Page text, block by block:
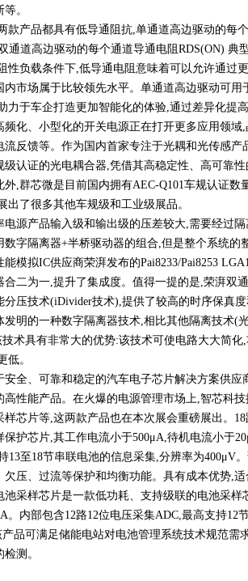
。
款产品都具有低导通阻抗,单通道高边驱动的每
通道高边驱动的每个通道导通电阻RDS(ON) 典
性负载条件下,低导通电阻意味着可以允许通过
内市场属于比较领先水平。单通道高边驱动可用
力于车企打造更加智能化的体验,通过差异化提高
频化、小型化的开关电源正在打开更多应用领域
流反馈等。作为国内首家专注于光耦和光传感产
级认证的光电耦合器,凭借其高稳定性、高可靠
外,群芯微是目前国内拥有AEC-Q101车规认证数
出了很多其他车规级和工业级展品。
电源产品输入级和输出级的压差较大,需要经过
数字隔离器+半桥驱动器的组合,但是整个系统的
能模拟IC供应商荣湃发布的Pai8233/Pai8253
合二为一,提升了集成度。值得一提的是,荣湃双
分压技术(iDivider技术),提供了较高的时序保真
发明的一种数字隔离器技术,相比其他隔离技术(光
术具有非常大的优势:该技术可使电路大大简化
低。
安全、可靠和稳定的汽车电子芯片解决方案供应
高性能产品。在火爆的电源管理市场上,智芯科
样芯片等,这两款产品也在本次展会重磅展出。
保护芯片,其工作电流小于500μA,待机电流小于
13至18节串联电池的信息采集,分辨率为400μV
欠压、过流等保护和均衡功能。具有成本优势,适
池采样芯片是一款低功耗、支持级联的电池采
。内部包含12路12位电压采集ADC,最高支持12
产品可满足储能电站对电池管理系统技术规范需
测。